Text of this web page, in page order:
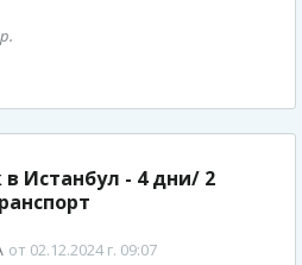
Истанбул - 4 дни/ 2
от 02.12.2024 г. 09:07